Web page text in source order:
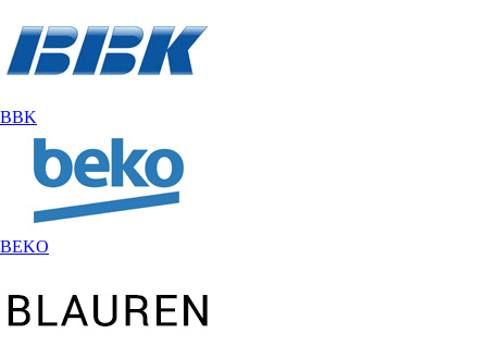
BBK
BEKO